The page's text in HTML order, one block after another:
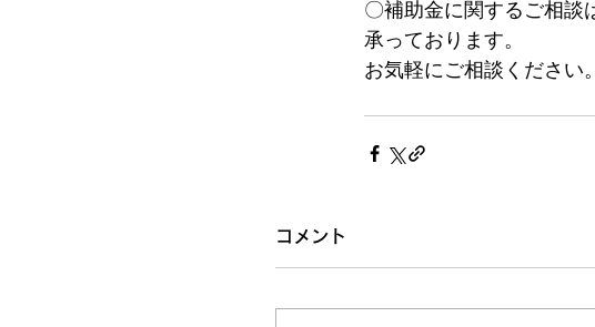
〇補助金に関するご相談
承っております。
お気軽にご相談ください。
コメント